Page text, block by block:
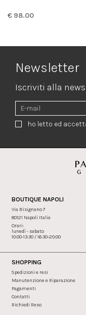
€ 98.00
Newsletter
Iscriviti alla
ho letto ed
BOUTIQUE NAPOLI
Via Bisignano 7
80121 Napoli Italia
Orari:
lunedì - sabato
10:00-13:30 / 16:30-20:00
SHOPPING
Spedizioni e resi
Manutenzione e Riparazione
Pagamenti
Contatti
Richiedi Reso